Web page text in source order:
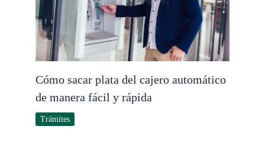
Cómo sacar plata del cajero automático
de manera fácil y rápida
Trámites